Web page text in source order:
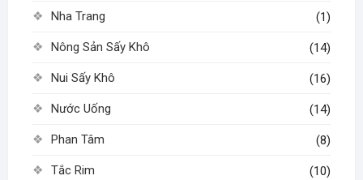
Nha Trang (1)
Nông Sản Sấy Khô (14)
Nui Sấy Khô (16)
Nước Uống (14)
Phan Tâm (8)
Tắc Rim (10)